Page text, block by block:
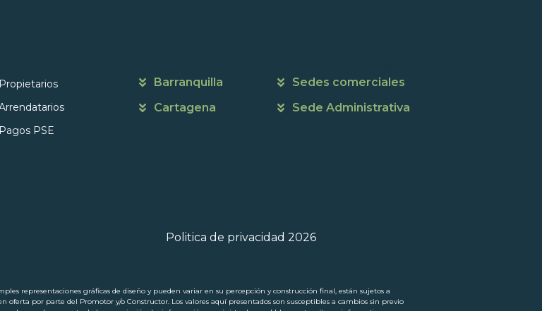
Propietarios
Pagos PSE
Barranquilla
Cartagena
Sedes comerciales
Sede Administrativa
Politica de privacidad 2026
representaciones gráficas de diseño y pueden variar en su percepción y construcción final, están sujetos a
oferta por parte del Promotor y/o Constructor. Los valores aquí presentados son susceptibles a cambios sin previo